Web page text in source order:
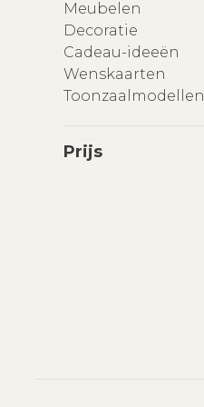
Meubelen
Decoratie
Cadeau-ideeën
Wenskaarten
Toonzaalmodellen
Prijs